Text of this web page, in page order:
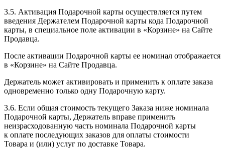
3.5. Активация Подарочной карты осуществляется путем
введения Держателем Подарочной карты кода Подарочной
карты, в специальное поле активации в «Корзине» на Сайте
Продавца.
После активации Подарочной карты ее номинал отображается
в «Корзине» на Сайте Продавца.
Держатель может активировать и применить к оплате заказа
одновременно только одну Подарочную карту.
3.6. Если общая стоимость текущего Заказа ниже номинала
Подарочной карты, Держатель вправе применить
неизрасходованную часть номинала Подарочной карты
к оплате последующих заказов для оплаты стоимости
Товара и (или) услуг по доставке Товара.